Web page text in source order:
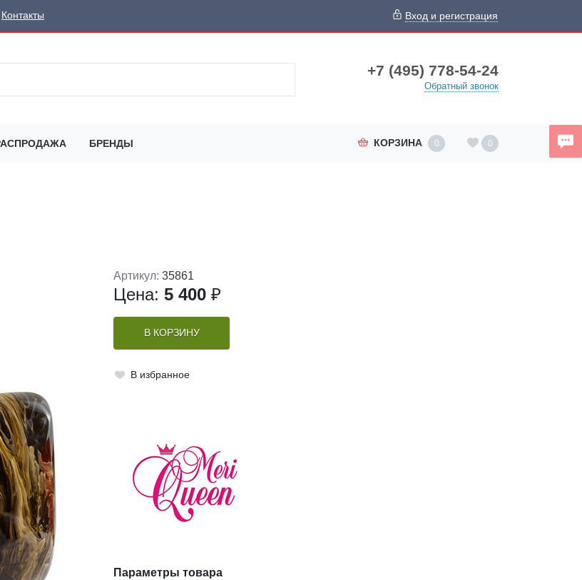
Контакты Вход и регистрация
+7 (495) 778-54-24
Обратный звонок
БРЕНДЫ КОРЗИНА 0 0
Артикул: 35861
Цена: 5 400 ₽
В КОРЗИНУ
В избранное
Параметры товара